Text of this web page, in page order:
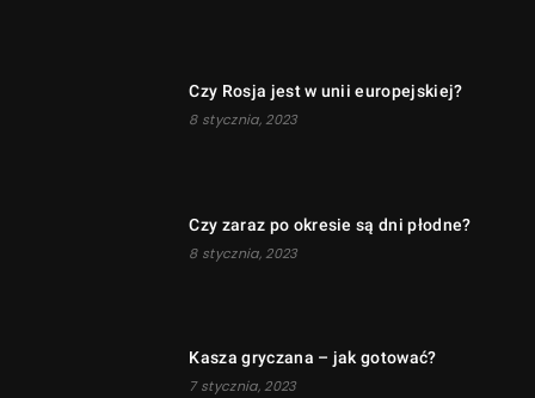
Czy Rosja jest w unii europejskiej?
8 stycznia, 2023
Czy zaraz po okresie są dni płodne?
8 stycznia, 2023
Kasza gryczana – jak gotować?
7 stycznia, 2023